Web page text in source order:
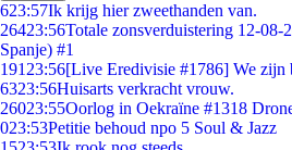
623:57Ik krijg hier zweethanden van.
26423:56Totale zonsverduistering 12-08-
Spanje) #1
191 23:56[Live Eredivisie #1786] We zijn
6323:56Huisarts verkracht vrouw.
26023:55Oorlog in Oekraïne #1318
023:53Petitie behoud npo 5 Soul & Jazz